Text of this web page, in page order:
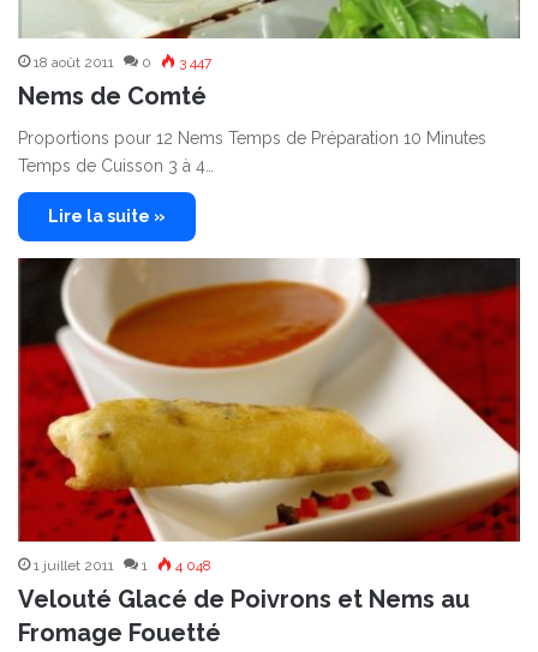
18 août 2011 0 3 447
Nems de Comté
Proportions pour 12 Nems Temps de Préparation 10 Minutes
Temps de Cuisson 3 à 4…
Lire la suite »
1 juillet 2011 1 4 048
Velouté Glacé de Poivrons et Nems au
Fromage Fouetté